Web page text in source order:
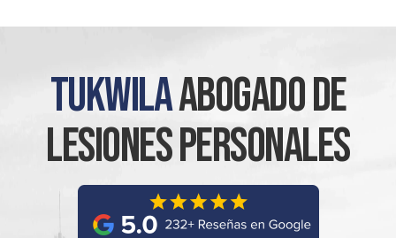
TukwilaAbogado De
Lesiones Personales